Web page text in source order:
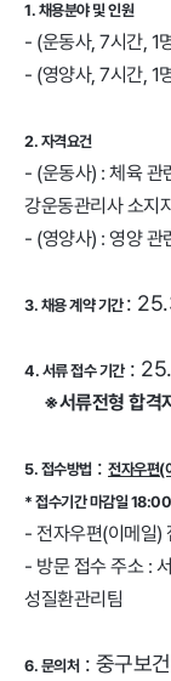
1. 채용분야 및 인원
- (운동사, 7시간,
- (영양사, 7시간,
2. 자격요건
- (운동사) : 체육 관
강운동관리사 소지
- (영양사) : 영양 관
3. 채용 계약 기간 :
4. 서류 접수 기간:
※서류전형 합격
5. 접수방법 : 전자우편(
* 접수기간 마감일
- 전자우편(이메일
- 방문 접수 주소 :
성질환관리팀
6. 문의처 : 중구보